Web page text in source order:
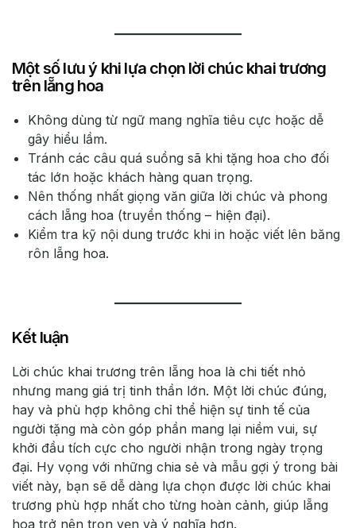
Một số lưu ý khi lựa chọn lời chúc khai trương
trên lẵng hoa
Không dùng từ ngữ mang nghĩa tiêu cực hoặc dễ
gây hiểu lầm.
Tránh các câu quá suồng sã khi tặng hoa cho đối
tác lớn hoặc khách hàng quan trọng.
Nên thống nhất giọng văn giữa lời chúc và phong
cách lẵng hoa (truyền thống – hiện đại).
Kiểm tra kỹ nội dung trước khi in hoặc viết lên băng
rôn lẵng hoa.
Kết luận
Lời chúc khai trương trên lẵng hoa là chi tiết nhỏ
nhưng mang giá trị tinh thần lớn. Một lời chúc đúng,
hay và phù hợp không chỉ thể hiện sự tinh tế của
người tặng mà còn góp phần mang lại niềm vui, sự
khởi đầu tích cực cho người nhận trong ngày trọng
đại. Hy vọng với những chia sẻ và mẫu gợi ý trong bài
viết này, bạn sẽ dễ dàng lựa chọn được lời chúc khai
trương phù hợp nhất cho từng hoàn cảnh, giúp lẵng
hoa trở nên trọn vẹn và ý nghĩa hơn.